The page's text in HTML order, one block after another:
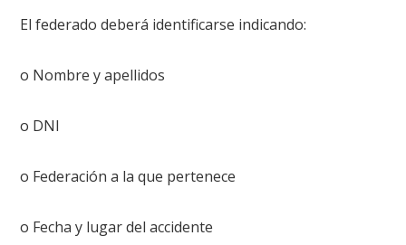
El federado deberá identificarse indicando:
o Nombre y apellidos
o DNI
o Federación a la que pertenece
o Fecha y lugar del accidente